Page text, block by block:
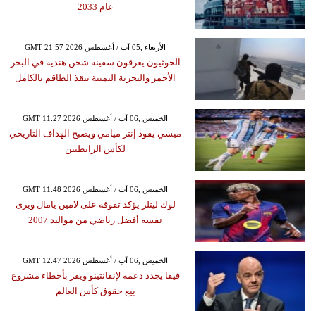
عام 2033
GMT 21:57 2026 الأربعاء ,05 آب / أغسطس
الحوثيون يغرقون سفينة شحن هندية في البحر
الأحمر والبحرية اليمنية تنقذ الطاقم بالكامل
GMT 11:27 2026 الخميس ,06 آب / أغسطس
ميسي يقود إنتر ميامي ويصبح الهداف التاريخي
لكأس الرابطتين
GMT 11:48 2026 الخميس ,06 آب / أغسطس
لوك ليتلر يؤكد تفوقه على لامين يامال ويرى
نفسه أفضل رياضي من مواليد 2007
GMT 12:47 2026 الخميس ,06 آب / أغسطس
فيفا يجدد دعمه لإنفانتينو ويقر بأخطاء مشروع
بيع حقوق كأس العالم